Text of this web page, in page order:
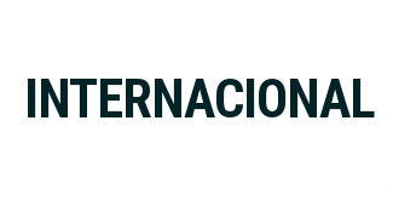
INTERNACIONAL